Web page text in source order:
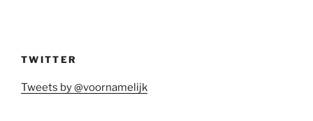
TWITTER
Tweets by @voornamelijk